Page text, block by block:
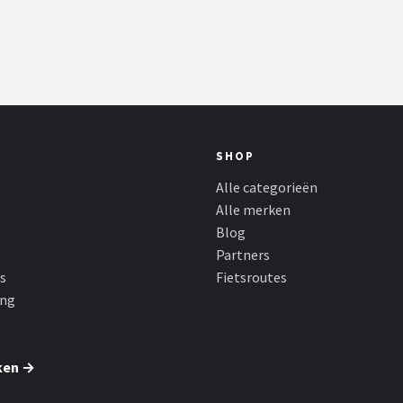
→
SHOP
Alle categorieën
Alle merken
Blog
Partners
Fietsroutes